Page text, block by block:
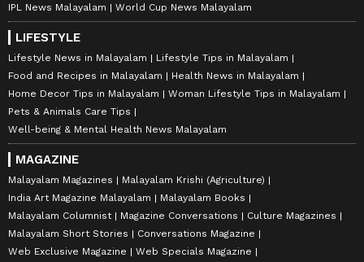
IPL News Malayalam
World Cup News Malayalam
LIFESTYLE
Lifestyle News in Malayalam
Lifestyle Tips in Malayalam
Food and Recipes in Malayalam
Health News in Malayalam
Home Decor Tips in Malayalam
Woman Lifestyle Tips in Malayalam
Pets & Animals Care Tips
Well-being & Mental Health News Malayalam
MAGAZINE
Malayalam Magazines
Malayalam Krishi (Agriculture)
India Art Magazine Malayalam
Malayalam Books
Malayalam Columnist
Magazine Conversations
Culture Magazines
Malayalam Short Stories
Conversations Magazine
Web Exclusive Magazine
Web Specials Magazine